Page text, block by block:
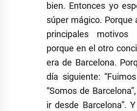
bien. Entonces yo
súper mágico. Porque
principales
porque en el otro
era de Barcelona.
día siguiente:
“Somos de
ir desde Barcelona”.